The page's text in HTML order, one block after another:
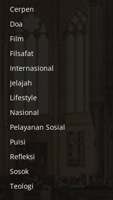
Cerpen
Doa
Film
Filsafat
Internasional
Jelajah
Lifestyle
Nasional
Pelayanan Sosial
Puisi
Refleksi
Sosok
Teologi